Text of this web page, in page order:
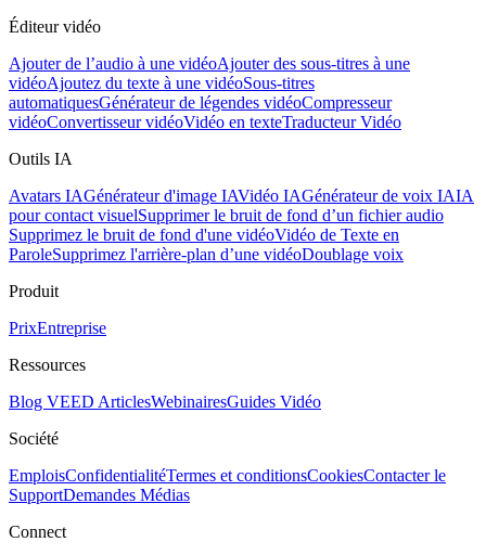
Éditeur vidéo
Ajouter de l’audio à une vidéoAjouter des sous-titres à une
vidéoAjoutez du texte à une vidéoSous-titres
automatiquesGénérateur de légendes vidéoCompresseur
vidéoConvertisseur vidéoVidéo en texteTraducteur Vidéo
Outils IA
Avatars IAGénérateur d'image IAVidéo IAGénérateur de voix IAIA
pour contact visuelSupprimer le bruit de fond d’un fichier audio
Supprimez le bruit de fond d'une vidéoVidéo de Texte en
ParoleSupprimez l'arrière-plan d’une vidéoDoublage voix
Produit
PrixEntreprise
Ressources
Blog VEED ArticlesWebinairesGuides Vidéo
Société
EmploisConfidentialitéTermes et conditionsCookiesContacter le
SupportDemandes Médias
Connect